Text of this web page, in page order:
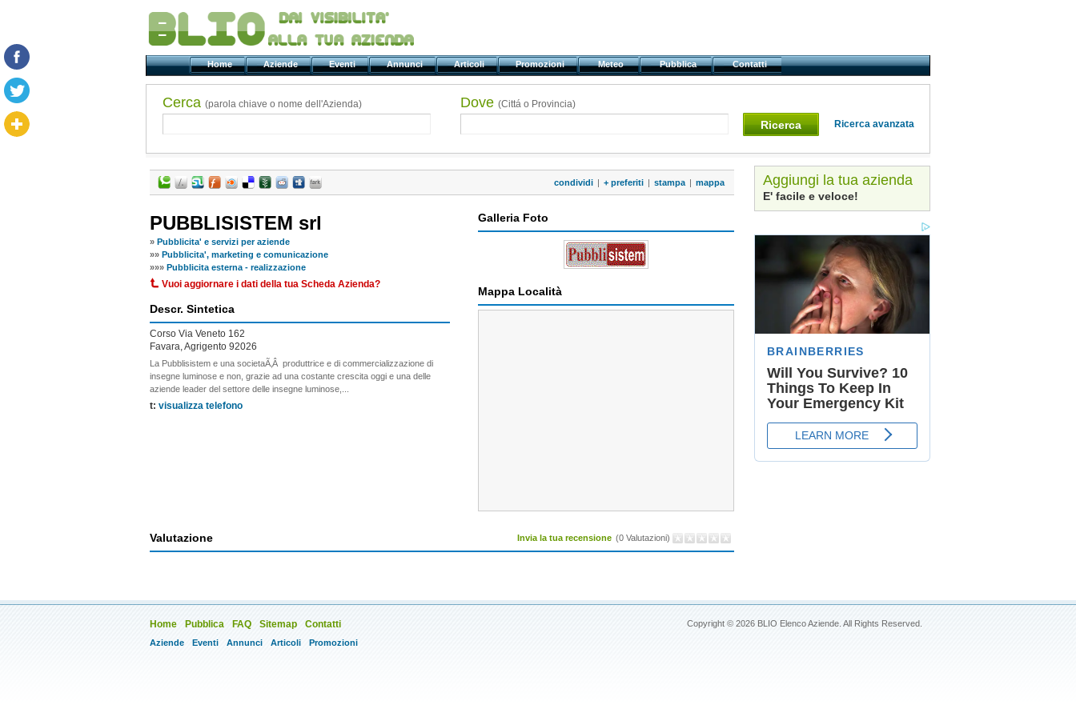
Home Aziende Eventi Annunci Articoli Promozioni Meteo Pubblica Contatti
Cerca (parola chiave o nome dell'Azienda) Dove(Cittá o Provincia)
Ricerca Ricerca avanzata
condividi + preferiti stampa mappa
PUBBLISISTEM srl
» Pubblicita' e servizi per aziende
»» Pubblicita', marketing e comunicazione
»»» Pubblicita esterna - realizzazione
Vuoi aggiornare i dati della tua Scheda Azienda?
Descr. Sintetica
Corso Via Veneto 162
Favara, Agrigento 92026
La Pubblisistem e una societaÃ‚Â produttrice e di commercializzazione di
insegne luminose e non, grazie ad una costante crescita oggi e una delle
aziende leader del settore delle insegne luminose,...
t: visualizza telefono
Galleria Foto
Mappa Località
Valutazione (0 Valutazioni)
Invia la tua recensione
Aggiungi la tua azienda
E' facile e veloce!
Home Pubblica FAQ Sitemap Contatti
Copyright © 2026 BLIO Elenco Aziende. All Rights Reserved.
Aziende
Eventi Annunci Articoli Promozioni